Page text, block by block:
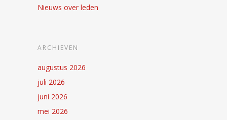
Nieuws over leden
ARCHIEVEN
augustus 2026
juli 2026
juni 2026
mei 2026